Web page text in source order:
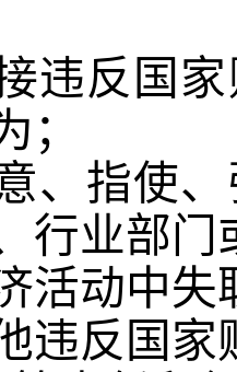
接违反国
；
意、指使
行业部
活动中
违反国